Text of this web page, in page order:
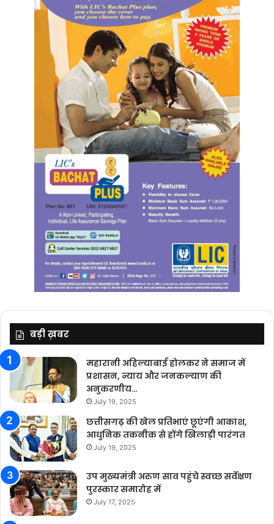
बड़ी ख़बर
महारानी अहिल्याबाई होलकर ने समाज में
प्रशासन, न्याय और जनकल्याण की
अनुकरणीय…
July 19, 2025
छत्तीसगढ़ की खेल प्रतिभाएं छूएंगी आकाश,
आधुनिक तकनीक से होंगे खिलाड़ी पारंगत
July 19, 2025
उप मुख्यमंत्री अरुण साव पहुंचे स्वच्छ सर्वेक्षण
पुरस्कार समारोह में
July 17, 2025